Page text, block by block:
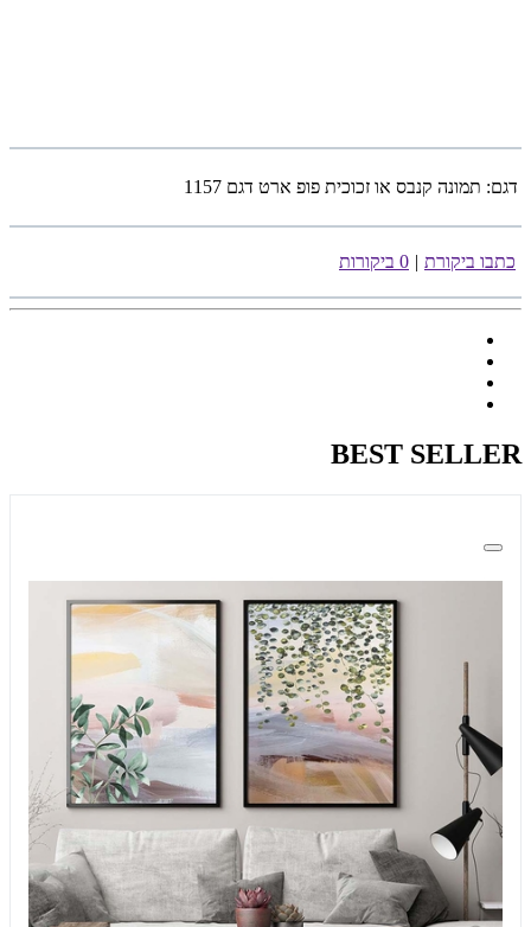
דגם: תמונה קנבס או זכוכית פופ ארט דגם 1157
כתבו ביקורת | 0 ביקורות
BEST SELLER